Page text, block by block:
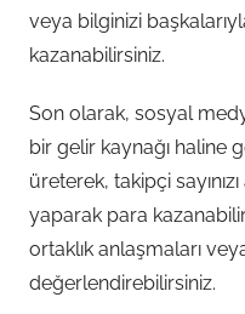
veya bilginizi
kazanabilirsiniz.
Son olarak, sosyal
bir gelir kaynağı haline
üreterek, takipçi
yaparak para
ortaklık anlaşmaları
değerlendirebilirsiniz.